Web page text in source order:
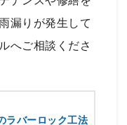
漏りが発生して
へご相談くださ
ラバーロック工法